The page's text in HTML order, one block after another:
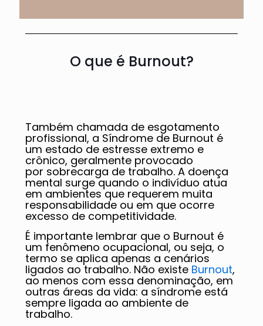
O que é Burnout?
Também chamada de esgotamento
profissional, a Síndrome de Burnout é
um estado de estresse extremo e
crônico, geralmente provocado
por sobrecarga de trabalho. A doença
mental surge quando o indivíduo atua
em ambientes que requerem muita
responsabilidade ou em que ocorre
excesso de competitividade.
É importante lembrar que o Burnout é
um fenômeno ocupacional, ou seja, o
termo se aplica apenas a cenários
ligados ao trabalho. Não existe Burnout,
ao menos com essa denominação, em
outras áreas da vida: a síndrome está
sempre ligada ao ambiente de
trabalho.